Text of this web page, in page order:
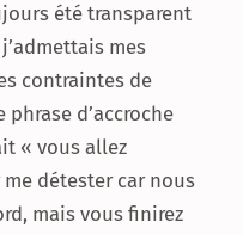
été transparent
mes
contraintes de
phrase d’accroche
« vous allez
détester car nous
mais vous finirez